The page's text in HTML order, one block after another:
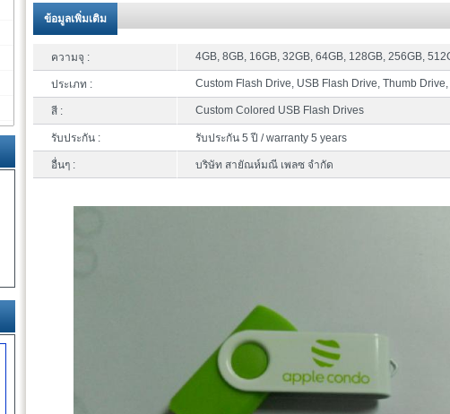
ข้อมูลเพิ่มเติม
ความจุ : 4GB, 8GB, 16GB, 32GB, 64GB, 128GB, 256GB,
ประเภท : Custom Flash Drive, USB Flash Drive, Thumb
สี : Custom Colored USB Flash Drives
รับประกัน : รับประกัน 5 ปี / warranty 5 years
อื่นๆ : บริษัท สายัณห์มณี เพลซ จำกัด